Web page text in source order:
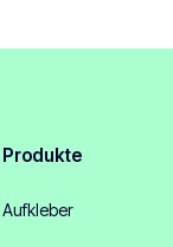
Produkte
Aufkleber